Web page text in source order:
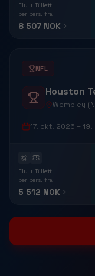
Fly + Billett
per pers. fra
8 507 NOK
NFL
Houston
Wembley
17. okt. 2026 –
Fly + Billett
per pers. fra
5 512 NOK